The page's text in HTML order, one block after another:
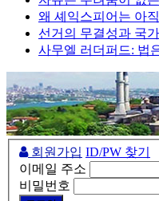
왜 셰익스피어는 아
선거의 무결성과 국
사무엘 러더퍼드: 법
회원가입 ID/PW 찾기
이메일 주소
비밀번호